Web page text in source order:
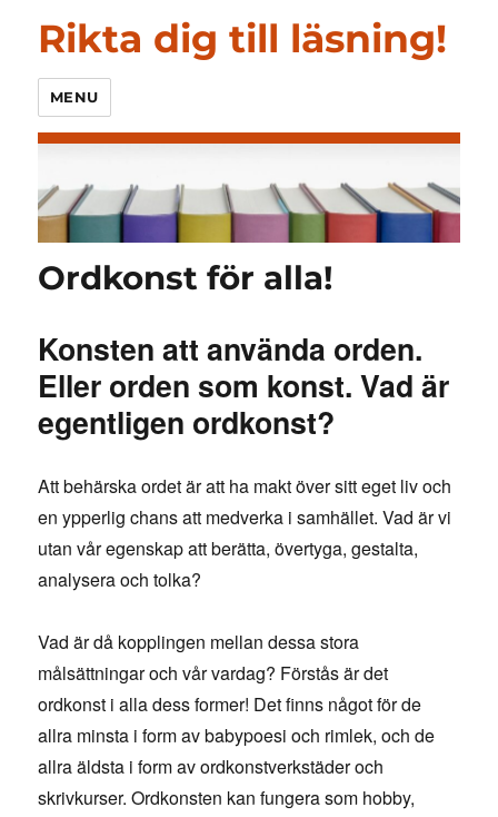
Rikta dig till läsning!
MENU
Ordkonst för alla!
Konsten att använda orden.
Eller orden som konst. Vad är
egentligen ordkonst?
Att behärska ordet är att ha makt över sitt eget liv och
en ypperlig chans att medverka i samhället. Vad är vi
utan vår egenskap att berätta, övertyga, gestalta,
analysera och tolka?
Vad är då kopplingen mellan dessa stora
målsättningar och vår vardag? Förstås är det
ordkonst i alla dess former! Det finns något för de
allra minsta i form av babypoesi och rimlek, och de
allra äldsta i form av ordkonstverkstäder och
skrivkurser. Ordkonsten kan fungera som hobby,